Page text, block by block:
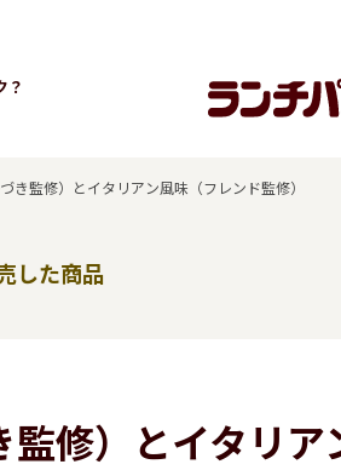
発売中の商品 よく
？
き監修）とイタリアン風味（フレンド監修）
した商品
修）とイタリア